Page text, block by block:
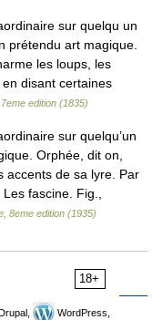
sur quelqu un
prétendu art magique.
les loups, les
disant certaines
edition (1835)
sur quelqu’un
Orphée, dit on,
accents de sa lyre. Par
fascine. Fig.,
8eme edition (1935)
18+
WordPress,